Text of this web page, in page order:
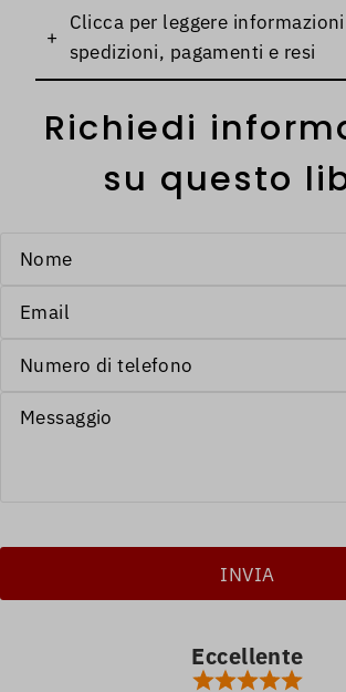
+
Clicca per leggere
spedizioni, pagamenti e resi
Richiedi
su questo
Eccellente